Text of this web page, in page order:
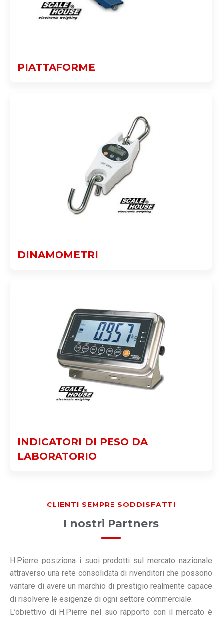
PIATTAFORME
DINAMOMETRI
INDICATORI DI PESO DA
LABORATORIO
CLIENTI SEMPRE SODDISFATTI
I nostri Partners
H.Pierre posiziona i suoi prodotti sul mercato nazionale
attraverso una rete consolidata di rivenditori che possono
vantare di avere un marchio di prestigio realmente capace
di risolvere le esigenze di ogni settore commerciale.
L’obiettivo di H.Pierre nel suo rapporto con il mercato è